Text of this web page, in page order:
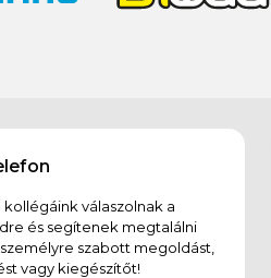
válaszolnak a
és segítenek megtalálni
szabott megoldást,
vagy kiegészítőt!